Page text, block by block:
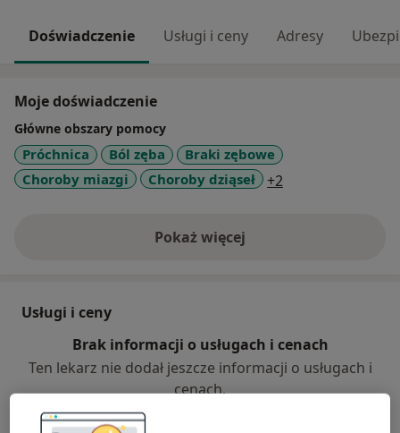
Doświadczenie Usługi i ceny Adresy
Moje doświadczenie
Główne obszary pomocy
Próchnica Ból zęba
Braki zębowe
Choroby miazgi
Choroby dziąseł +2
Pokaż więcejo doświadczeniu
Usługi i ceny
Brak informacji o usługach i cenach
Ten lekarz nie dodał jeszcze informacji o usługach i
cenach.